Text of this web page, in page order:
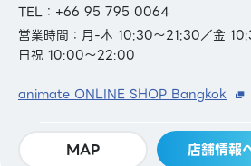
TEL：+66 95 795 0064
営業時間：月-木 10:30～21:30／金
日祝 10:00～22:00
animate ONLINE SHOP Bangkok
MAP 店舗情報